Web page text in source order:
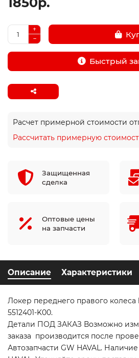
Быстрый
Расчет примерной стоимости
Рассчитать примерную
Защищенная
сделка
Оптовые цены
на запчасти
Описание Характеристики
Локер переднего правого колеса
5512401-K00.
Детали ПОД ЗАКАЗ Возможно
заказа производится после
Автозапчасти GW HAVAL.